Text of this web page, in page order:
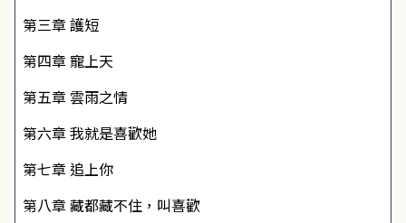
第三章護短
第四章 寵上天
第五章雲雨之情
第六章我就是喜歡她
第七章 追上你
第八章藏都藏不住，叫喜歡